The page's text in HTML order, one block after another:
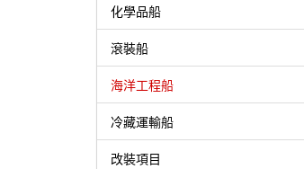
化學品船
滾裝船
海洋工程船
冷藏運輸船
改裝項目